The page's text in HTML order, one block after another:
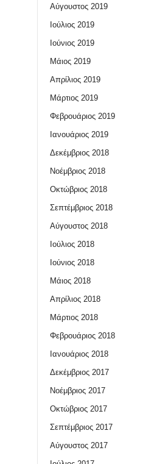
Αύγουστος 2019
Ιούλιος 2019
Ιούνιος 2019
Μάιος 2019
Απρίλιος 2019
Μάρτιος 2019
Φεβρουάριος 2019
Ιανουάριος 2019
Δεκέμβριος 2018
Νοέμβριος 2018
Οκτώβριος 2018
Σεπτέμβριος 2018
Αύγουστος 2018
Ιούλιος 2018
Ιούνιος 2018
Μάιος 2018
Απρίλιος 2018
Μάρτιος 2018
Φεβρουάριος 2018
Ιανουάριος 2018
Δεκέμβριος 2017
Νοέμβριος 2017
Οκτώβριος 2017
Σεπτέμβριος 2017
Αύγουστος 2017